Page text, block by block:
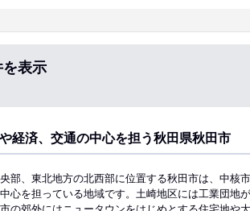
を表示
経済、交通の中心を担う秋田県秋田市
部、東北地方の北西部に位置する秋田市は、中核
心を担っている地域です。土崎地区には工業団地